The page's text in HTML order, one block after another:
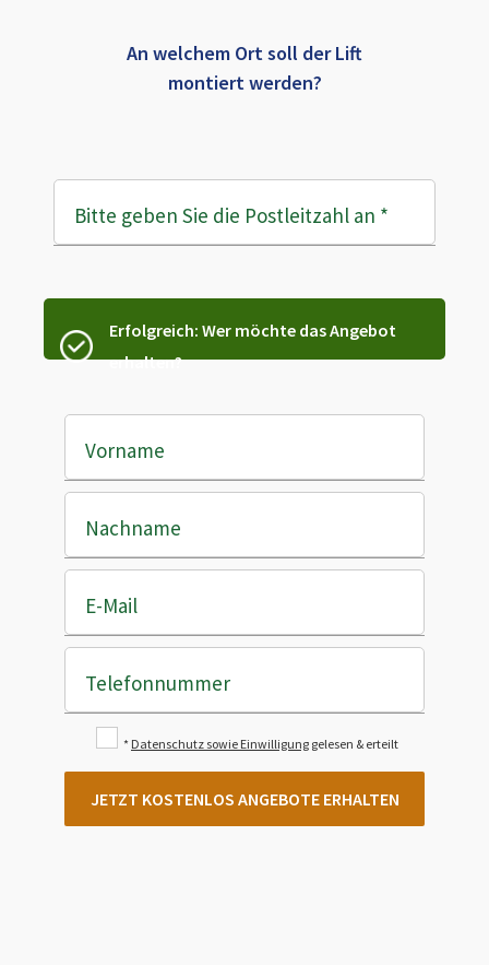
An welchem Ort soll der Lift
montiert werden?
Bitte geben Sie die Postleitzahl an *
Erfolgreich: Wer möchte das Angebot
erhalten?
Vorname
Nachname
E-Mail
Telefonnummer
* Datenschutz sowie Einwilligung gelesen & erteilt
JETZT KOSTENLOS ANGEBOTE ERHALTEN